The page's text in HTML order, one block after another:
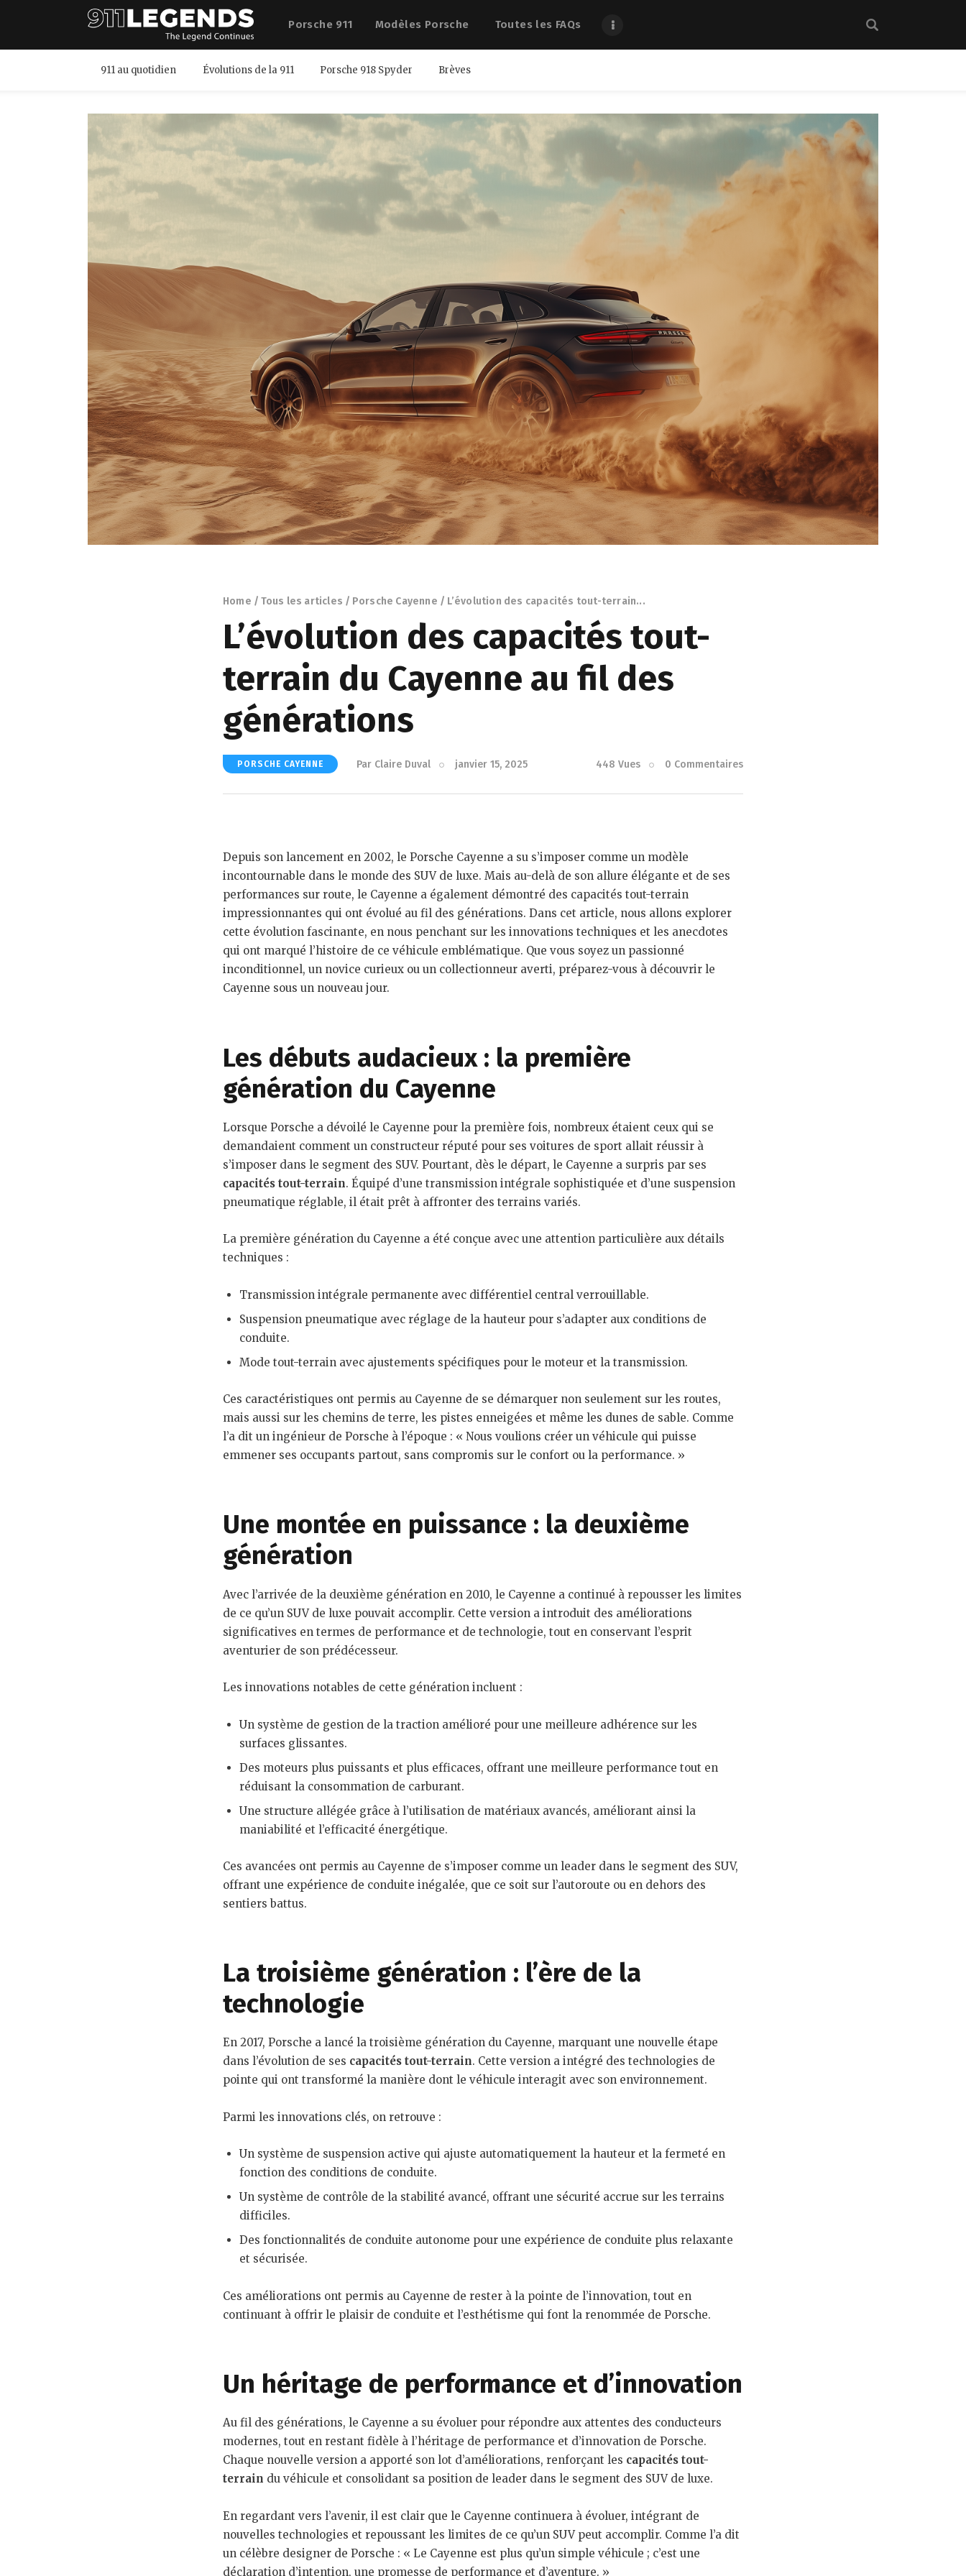
Porsche 911 Modèles Porsche Toutes les FAQs
911 au quotidien Évolutions de la 911 Porsche 918 Spyder Brèves
Home Tous les articles Porsche Cayenne L’évolution des capacités tout-terrain...
L’évolution des capacités tout-
terrain du Cayenne au fil des
générations
PORSCHE CAYENNE Par Claire Duval janvier 15, 2025 448 Vues 0 Commentaires
Depuis son lancement en 2002, le Porsche Cayenne a su s’imposer comme un modèle
incontournable dans le monde des SUV de luxe. Mais au-delà de son allure élégante et de ses
performances sur route, le Cayenne a également démontré des capacités tout-terrain
impressionnantes qui ont évolué au fil des générations. Dans cet article, nous allons explorer
cette évolution fascinante, en nous penchant sur les innovations techniques et les anecdotes
qui ont marqué l’histoire de ce véhicule emblématique. Que vous soyez un passionné
inconditionnel, un novice curieux ou un collectionneur averti, préparez-vous à découvrir le
Cayenne sous un nouveau jour.
Les débuts audacieux : la première
génération du Cayenne
Lorsque Porsche a dévoilé le Cayenne pour la première fois, nombreux étaient ceux qui se
demandaient comment un constructeur réputé pour ses voitures de sport allait réussir à
s’imposer dans le segment des SUV. Pourtant, dès le départ, le Cayenne a surpris par ses
capacités tout-terrain. Équipé d’une transmission intégrale sophistiquée et d’une suspension
pneumatique réglable, il était prêt à affronter des terrains variés.
La première génération du Cayenne a été conçue avec une attention particulière aux détails
techniques :
Transmission intégrale permanente avec différentiel central verrouillable.
Suspension pneumatique avec réglage de la hauteur pour s’adapter aux conditions de
conduite.
Mode tout-terrain avec ajustements spécifiques pour le moteur et la transmission.
Ces caractéristiques ont permis au Cayenne de se démarquer non seulement sur les routes,
mais aussi sur les chemins de terre, les pistes enneigées et même les dunes de sable. Comme
l’a dit un ingénieur de Porsche à l’époque : « Nous voulions créer un véhicule qui puisse
emmener ses occupants partout, sans compromis sur le confort ou la performance. »
Une montée en puissance : la deuxième
génération
Avec l’arrivée de la deuxième génération en 2010, le Cayenne a continué à repousser les limites
de ce qu’un SUV de luxe pouvait accomplir. Cette version a introduit des améliorations
significatives en termes de performance et de technologie, tout en conservant l’esprit
aventurier de son prédécesseur.
Les innovations notables de cette génération incluent :
Un système de gestion de la traction amélioré pour une meilleure adhérence sur les
surfaces glissantes.
Des moteurs plus puissants et plus efficaces, offrant une meilleure performance tout en
réduisant la consommation de carburant.
Une structure allégée grâce à l’utilisation de matériaux avancés, améliorant ainsi la
maniabilité et l’efficacité énergétique.
Ces avancées ont permis au Cayenne de s’imposer comme un leader dans le segment des SUV,
offrant une expérience de conduite inégalée, que ce soit sur l’autoroute ou en dehors des
sentiers battus.
La troisième génération : l’ère de la
technologie
En 2017, Porsche a lancé la troisième génération du Cayenne, marquant une nouvelle étape
dans l’évolution de ses capacités tout-terrain. Cette version a intégré des technologies de
pointe qui ont transformé la manière dont le véhicule interagit avec son environnement.
Parmi les innovations clés, on retrouve :
Un système de suspension active qui ajuste automatiquement la hauteur et la fermeté en
fonction des conditions de conduite.
Un système de contrôle de la stabilité avancé, offrant une sécurité accrue sur les terrains
difficiles.
Des fonctionnalités de conduite autonome pour une expérience de conduite plus relaxante
et sécurisée.
Ces améliorations ont permis au Cayenne de rester à la pointe de l’innovation, tout en
continuant à offrir le plaisir de conduite et l’esthétisme qui font la renommée de Porsche.
Un héritage de performance et d’innovation
Au fil des générations, le Cayenne a su évoluer pour répondre aux attentes des conducteurs
modernes, tout en restant fidèle à l’héritage de performance et d’innovation de Porsche.
Chaque nouvelle version a apporté son lot d’améliorations, renforçant les capacités tout-
terrain du véhicule et consolidant sa position de leader dans le segment des SUV de luxe.
En regardant vers l’avenir, il est clair que le Cayenne continuera à évoluer, intégrant de
nouvelles technologies et repoussant les limites de ce qu’un SUV peut accomplir. Comme l’a dit
un célèbre designer de Porsche : « Le Cayenne est plus qu’un simple véhicule ; c’est une
déclaration d’intention, une promesse de performance et d’aventure. »